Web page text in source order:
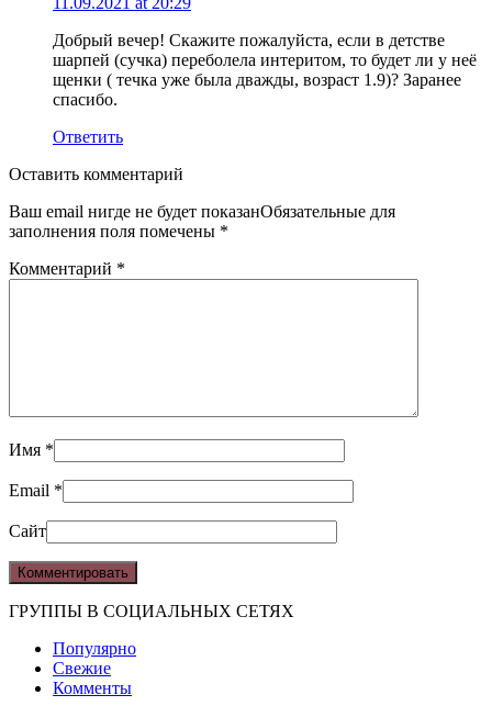
Добрый вечер! Скажите пожалуйста, если в детстве
шарпей (сучка) переболела интеритом, то будет ли у неё
щенки ( течка уже была дважды, возраст 1.9)? Заранее
спасибо.
Ответить
Оставить комментарий
Ваш email нигде не будет показанОбязательные для
заполнения поля помечены *
Комментарий *
Имя *
Email *
Сайт
ГРУППЫ В СОЦИАЛЬНЫХ СЕТЯХ
Популярно
Свежие
Комменты